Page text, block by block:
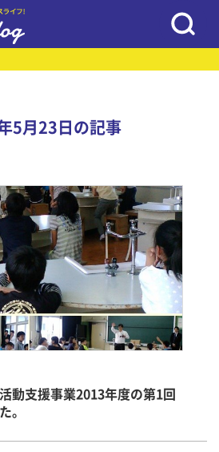
5月23日の記事
動支援事業2013年度の第1回
。